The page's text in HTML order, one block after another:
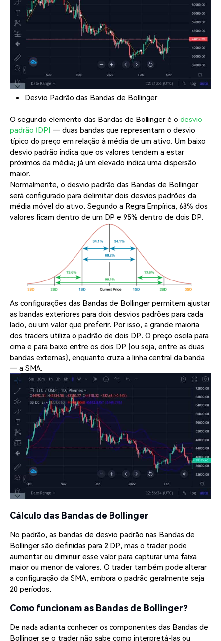
Desvio Padrão das Bandas de Bollinger
O segundo elemento das Bandas de Bollinger é o desvio
padrão (DP) — duas bandas que representam o desvio
típico do preço em relação à média de um ativo. Um baixo
desvio padrão indica que os valores tendem a estar
próximos da média; já um elevado indica uma dispersão
maior.
Normalmente, o desvio padrão das Bandas de Bollinger
será configurado para delimitar dois desvios padrões da
média móvel do ativo. Segundo a Regra Empírica, 68% dos
valores ficam dentro de um DP e 95% dentro de dois DP.
As configurações das Bandas de Bollinger permitem ajustar
as bandas exteriores para dois desvios padrões para cada
lado, ou um valor que preferir. Por isso, a grande maioria
dos traders utiliza o padrão de dois DP. O preço oscila para
cima e para baixo entre os dois DP (ou seja, entre as duas
bandas externas), enquanto cruza a linha central da banda
— a SMA.
Cálculo das Bandas de Bollinger
No padrão, as bandas de desvio padrão nas Bandas de
Bollinger são definidas para 2 DP, mas o trader pode
aumentar ou diminuir esse valor para capturar uma faixa
maior ou menor de valores. O trader também pode alterar
a configuração da SMA, embora o padrão geralmente seja
20 períodos.
Como funcionam as Bandas de Bollinger?
De nada adianta conhecer os componentes das Bandas de
Bollinger se o trader não sabe como interpretá-las ou